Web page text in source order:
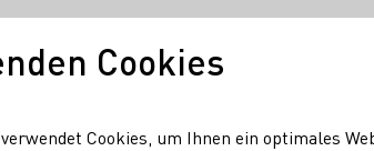
Cookies
Cookies, um Ihnen ein optimales